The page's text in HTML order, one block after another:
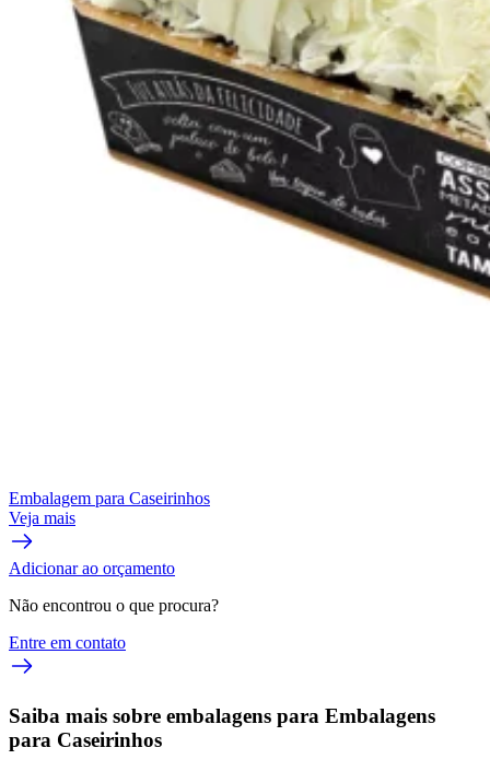
Embalagem para Caseirinhos
Veja mais
Adicionar ao orçamento
Não encontrou o que procura?
Entre em contato
Saiba mais sobre embalagens para Embalagens
para Caseirinhos